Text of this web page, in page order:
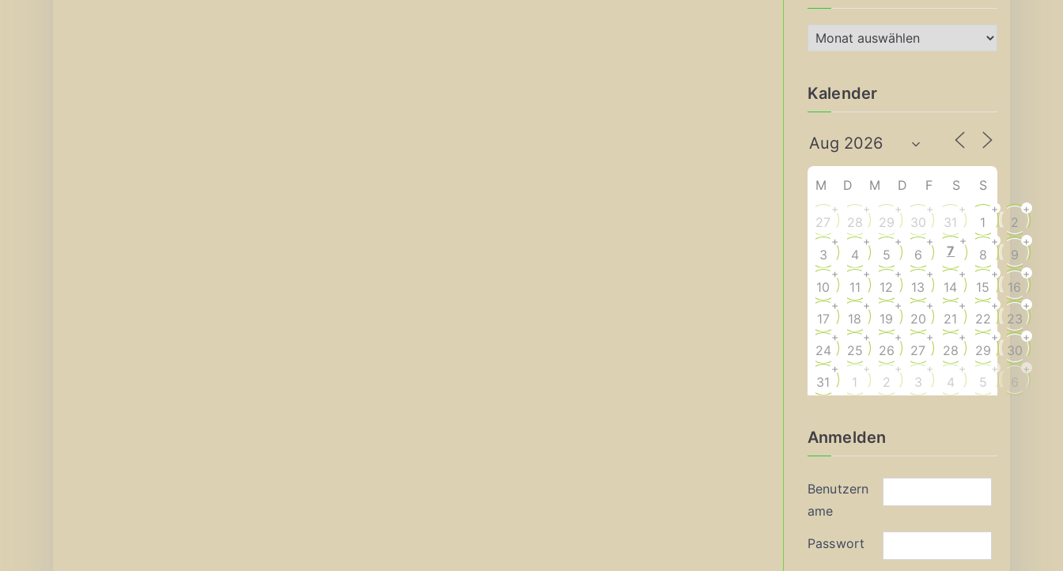
r
h
v
Kalender
M D M D F S S
27
+
28
+
29
+
30
+
31
+
1
+
2
+
3
+
4
+
5
+
6
+
7
+
8
+
9
+
10
+
11
+
12
+
13
+
14
+
15
+
16
+
17
+
18
+
19
+
20
+
21
+
22
+
23
+
24
+
25
+
26
+
27
+
28
+
29
+
30
+
31
+
1
+
2
+
3
+
4
+
5
+
6
+
Anmelden
Benutzern
ame
Passwort